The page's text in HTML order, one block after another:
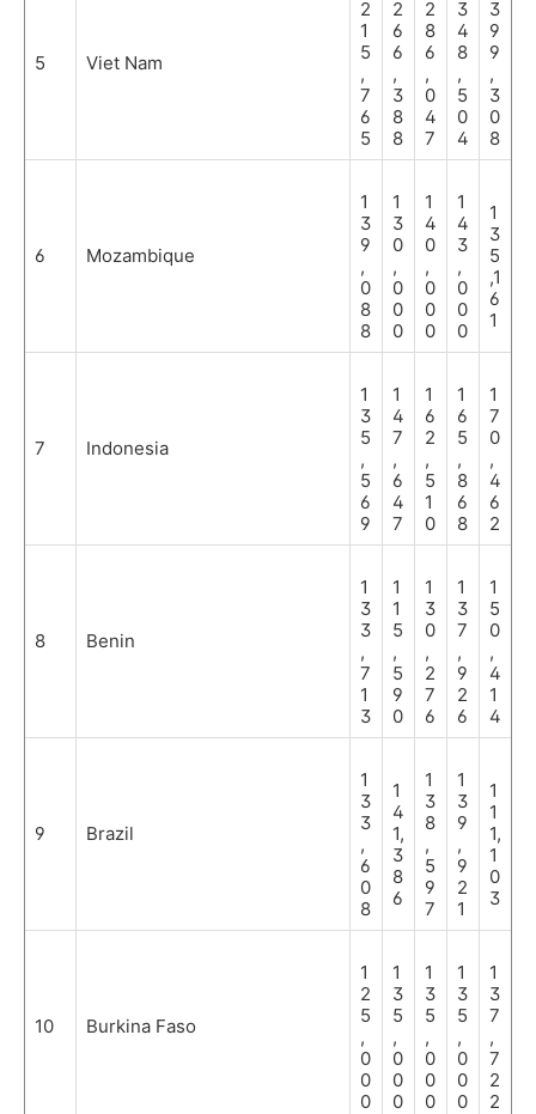
5 Viet Nam
2
1
5
,
7
6
5
2
6
6
,
3
8
8
2
8
6
,
0
4
7
3
4
8
,
5
0
4
3
9
9
,
3
0
8
6 Mozambique
1
3
9
,
0
8
8
1
3
0
,
0
0
0
1
4
0
,
0
0
0
1
4
3
,
0
0
0
1
3
5
,1
6
1
7 Indonesia
1
3
5
,
5
6
9
1
4
7
,
6
4
7
1
6
2
,
5
1
0
1
6
5
,
8
6
8
1
7
0
,
4
6
2
8 Benin
1
3
3
,
7
1
3
1
1
5
,
5
9
0
1
3
0
,
2
7
6
1
3
7
,
9
2
6
1
5
0
,
4
1
4
9 Brazil
1
3
3
,
6
0
8
1
4
1,
3
8
6
1
3
8
,
5
9
7
1
3
9
,
9
2
1
1
1
1,
1
0
3
10 Burkina Faso
1
2
5
,
0
0
0
1
3
5
,
0
0
0
1
3
5
,
0
0
0
1
3
5
,
0
0
0
1
3
7
,
7
2
2